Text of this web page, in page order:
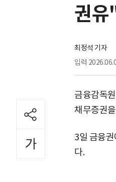
권
최정석 기자
입력
금융감독
채무증권
3일 금융
다.